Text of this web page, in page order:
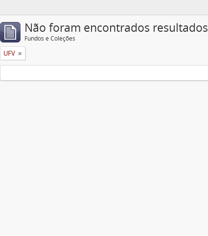
Não foram encontrados resultados
Fundos e Coleções
UFV